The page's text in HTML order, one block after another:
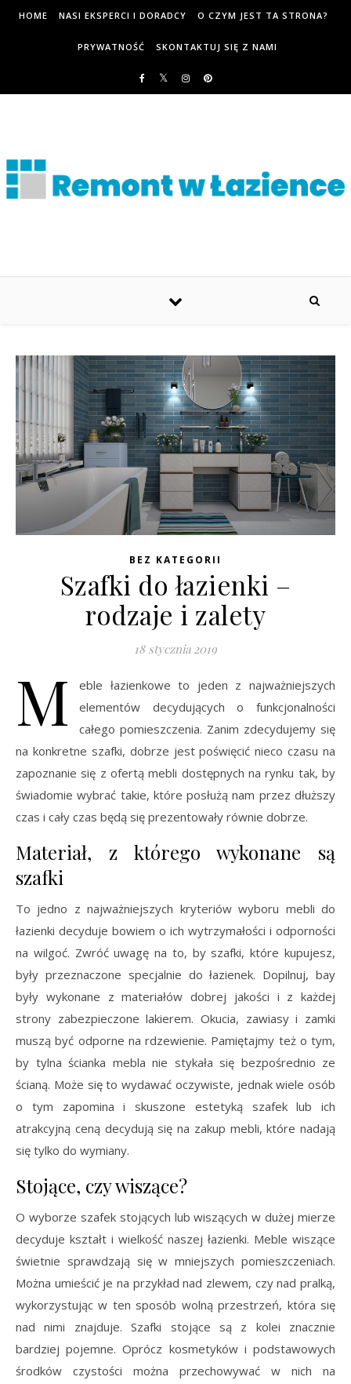
HOME NASI EKSPERCI I DORADCY O CZYM JEST TA STRONA?
PRYWATNOŚĆ SKONTAKTUJ SIĘ Z NAMI
BEZ KATEGORII
Szafki do łazienki –
rodzaje i zalety
18 stycznia 2019
M
eble łazienkowe to jeden z najważniejszych
elementów decydujących o funkcjonalności
całego pomieszczenia. Zanim zdecydujemy się
na konkretne szafki, dobrze jest poświęcić nieco czasu na
zapoznanie się z ofertą mebli dostępnych na rynku tak, by
świadomie wybrać takie, które posłużą nam przez dłuższy
czas i cały czas będą się prezentowały równie dobrze.
Materiał, z którego wykonane są
szafki
To jedno z najważniejszych kryteriów wyboru mebli do
łazienki decyduje bowiem o ich wytrzymałości i odporności
na wilgoć. Zwróć uwagę na to, by szafki, które kupujesz,
były przeznaczone specjalnie do łazienek. Dopilnuj, bay
były wykonane z materiałów dobrej jakości i z każdej
strony zabezpieczone lakierem. Okucia, zawiasy i zamki
muszą być odporne na rdzewienie. Pamiętajmy też o tym,
by tylna ścianka mebla nie stykała się bezpośrednio ze
ścianą. Może się to wydawać oczywiste, jednak wiele osób
o tym zapomina i skuszone estetyką szafek lub ich
atrakcyjną ceną decydują się na zakup mebli, które nadają
się tylko do wymiany.
Stojące, czy wiszące?
O wyborze szafek stojących lub wiszących w dużej mierze
decyduje kształt i wielkość naszej łazienki. Meble wiszące
świetnie sprawdzają się w mniejszych pomieszczeniach.
Można umieścić je na przykład nad zlewem, czy nad pralką,
wykorzystując w ten sposób wolną przestrzeń, która się
nad nimi znajduje. Szafki stojące są z kolei znacznie
bardziej pojemne. Oprócz kosmetyków i podstawowych
środków czystości można przechowywać w nich na